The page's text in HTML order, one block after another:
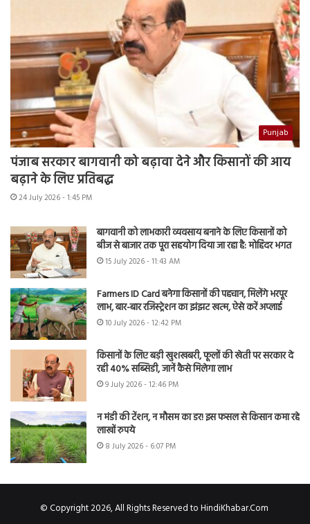
Punjab
पंजाब सरकार बागवानी को बढ़ावा देने और किसानों की आय
बढ़ाने के लिए प्रतिबद्ध
24 July 2026 - 1:45 PM
बागवानी को लाभकारी व्यवसाय बनाने के लिए किसानों को
बीज से बाजार तक पूरा सहयोग दिया जा रहा है: मोहिंदर भगत
15 July 2026 - 11:43 AM
Farmers ID Card बनेगा किसानों की पहचान, मिलेंगे भरपूर
लाभ, बार-बार रजिस्ट्रेशन का झंझट खत्म, ऐसे करें अप्लाई
10 July 2026 - 12:42 PM
किसानों के लिए बड़ी खुशखबरी, फूलों की खेती पर सरकार दे
रही 40% सब्सिडी, जानें कैसे मिलेगा लाभ
9 July 2026 - 12:46 PM
न मंडी की टेंशन, न मौसम का डर! इस फसल से किसान कमा रहे
लाखों रुपये
8 July 2026 - 6:07 PM
© Copyright 2026, All Rights Reserved to HindiKhabar.Com